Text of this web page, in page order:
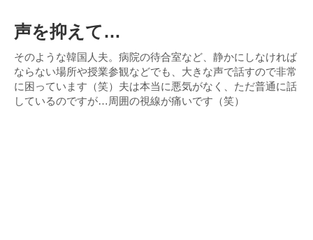
声を抑えて…
そのような韓国人夫。病院の待合室など、静かにしなければ
ならない場所や授業参観などでも、大きな声で話すので非常
に困っています（笑）夫は本当に悪気がなく、ただ普通に話
しているのですが…周囲の視線が痛いです（笑）